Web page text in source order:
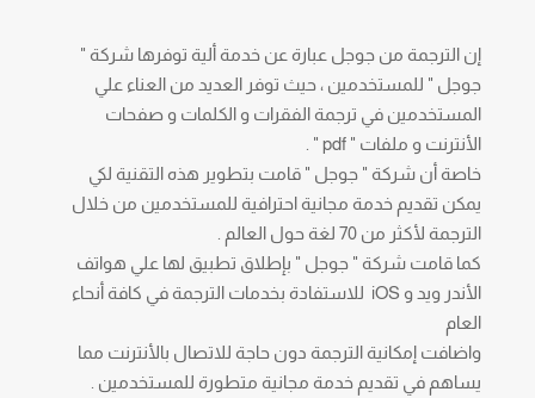
إن الترجمة من جوجل عبارة عن خدمة ألية توفرها شركة "
جوجل " للمستخدمين ، حيث توفر العديد من العناء علي
المستخدمين في ترجمة الفقرات و الكلمات و صفحات
الأنترنت و ملفات " pdf " .
خاصة أن شركة " جوجل " قامت بتطوير هذه التقنية لكي
يمكن تقديم خدمة مجانية احترافية للمستخدمين من خلال
الترجمة لأكثر من 70 لغة حول العالم .
كما قامت شركة " جوجل " بإطلاق تطبيق لها علي هواتف
الأندر ويد و iOS للاستفادة بخدمات الترجمة في كافة أنحاء
العام
واضافت إمكانية الترجمة دون حاجة للاتصال بالأنترنت مما
يساهم في تقديم خدمة مجانية متطورة للمستخدمين .